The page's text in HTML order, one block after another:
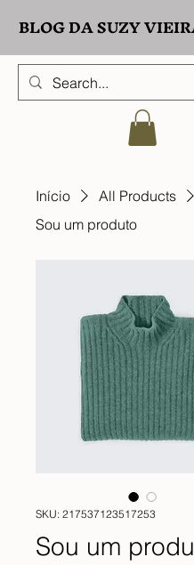
BLOG DA SUZY
Início
All Products
Sou um produto
SKU: 217537123517253
Sou um